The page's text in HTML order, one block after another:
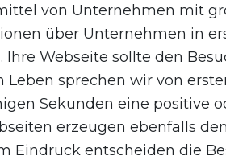
von Unternehmen mit
über Unternehmen in
Ihre Webseite sollte den
Leben sprechen wir von
Sekunden eine positive
erzeugen ebenfalls
Eindruck entscheiden die